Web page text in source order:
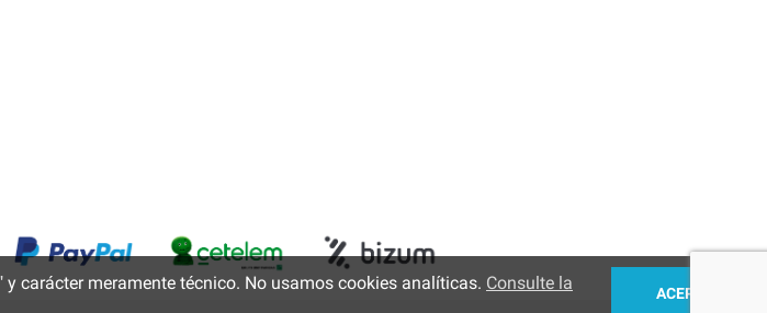
carácter meramente técnico. No usamos cookies analíticas. Consulte la
ACEPTAR